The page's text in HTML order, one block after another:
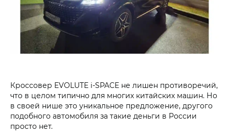
Кроссовер EVOLUTE i‑SPACE не лишен противоречий,
что в целом типично для многих китайских машин. Но
в своей нише это уникальное предложение, другого
подобного автомобиля за такие деньги в России
просто нет.